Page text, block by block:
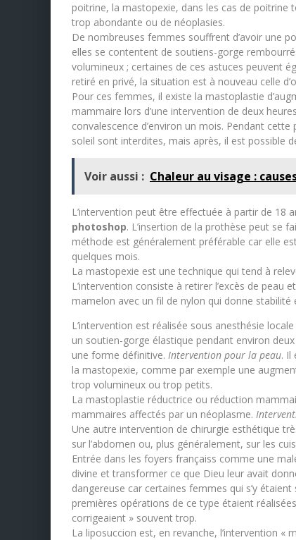
poitrine, la mastopexie, dans les cas de
trop abondante ou de néoplasies.
De nombreuses femmes souffrent d’avoir une
elles se contentent de soutiens-gorge
volumineux ; certaines de ces astuces peuvent
retiré en privé, la situation est à nouveau celle
Pour ces femmes, il existe la mastoplastie
mammaire lors d’une intervention de deux
convalescence d’environ un mois. Pendant
soleil sont interdites, mais après, il est possible
Voir aussi : Chaleur au visage :
L’intervention peut être effectuée à partir de 18
photoshop. L’insertion de la prothèse peut se
méthode est généralement préférable car elle
quelques mois.
La mastopexie est une technique qui tend à
L’intervention consiste à retirer l’excès de
mamelon avec un fil de nylon qui donne stabilité
L’intervention est réalisée sous anesthésie
un soutien-gorge élastique pendant environ
une forme définitive. Intervention pour la peau. Il
la mastopexie, comme par exemple une
trop volumineux ou trop petits.
La mastoplastie réductrice ou réduction
mammaires affectés par un néoplasme.
Une autre intervention de chirurgie esthétique
sur l’abdomen ou, plus généralement, sur les
Entrée dans les foyers françaiss comme une
divine et transformer ce que Dieu leur avait
dangereuse car certaines femmes qui s’y
premières opérations de ce type étaient
corrigeaient » souvent trop.
La liposuccion est, en revanche, l’intervention «